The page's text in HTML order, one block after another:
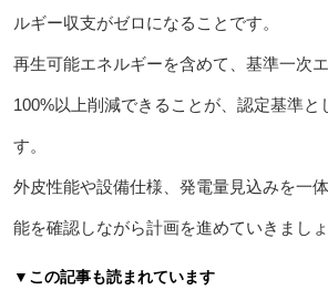
ルギー収支がゼロになることです。
再生可能エネルギーを含めて、基準一次
100%以上削減できることが、認定基準と
す。
外皮性能や設備仕様、発電量見込みを一
能を確認しながら計画を進めていきましょ
▼この記事も読まれています